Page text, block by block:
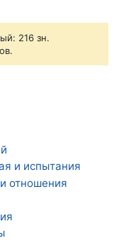
216 зн.
и испытания
отношения